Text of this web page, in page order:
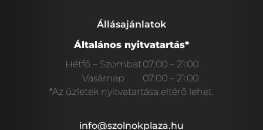
Állásajánlatok
Általános nyitvatartás*
Hétfő – Szombat07:00 – 21:00
Vasárnap
07:00 – 21:00
*Az üzletek nyitvatartása eltérő lehet.
info@szolnokplaza.hu